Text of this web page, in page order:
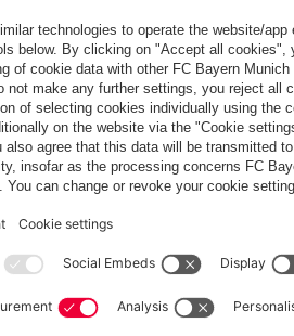
Vuoi rimanere nel negozioItaliano
Globaleper consegnare lì!